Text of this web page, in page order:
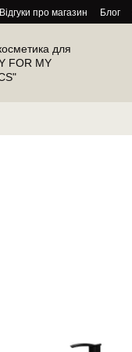
Відгуки про магазин Блог